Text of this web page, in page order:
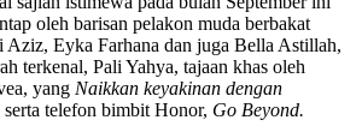
oleh barisan pelakon muda berbakat
Aziz, Eyka Farhana dan juga Bella Astillah,
terkenal, Pali Yahya, tajaan khas oleh
yang Naikkan keyakinan dengan
serta telefon bimbit Honor, Go Beyond.